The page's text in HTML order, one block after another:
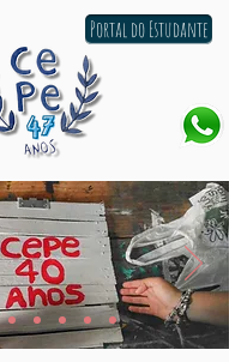
Portal do Estudante